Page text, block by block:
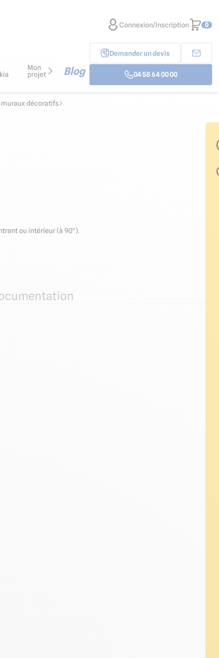
Blog
Mon
projet
Demander un devis
04 58 64 00 00
Connexion/Inscription 0
décoratifs
ou intérieur (à 90°).